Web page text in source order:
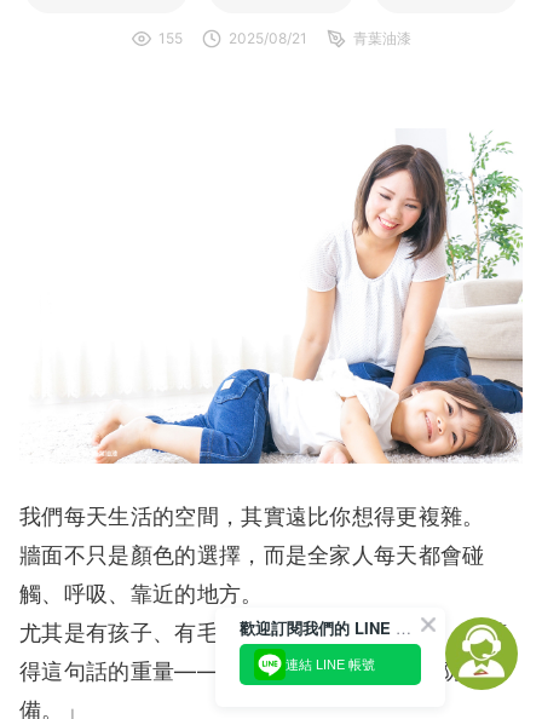
155 2025/08/21 青葉油漆
我們每天生活的空間，其實遠比你想得更複雜。
牆面不只是顏色的選擇，而是全家人每天都會碰
觸、呼吸、靠近的地方。
尤其是有孩子、有毛小孩、有過敏體質的人，更懂
得這句話的重量——「看不見的，才最需要防
備。」
歡迎訂閱我們的 LINE 官方帳號
連結 LINE 帳號